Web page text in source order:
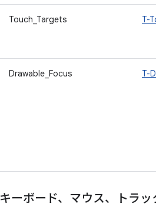
Touch_Targets T-
Drawable_Focus T-
キーボード、マウス、トラッ